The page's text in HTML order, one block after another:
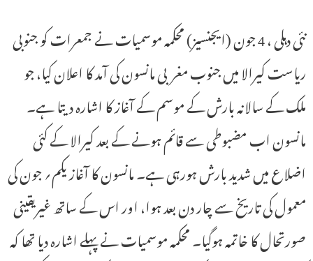
نئی دہلی ، 4 جون (ایجنسیز) محکمہ موسمیات نے جمعرات کو جنوبی
ریاست کیرالا میں جنوب مغربی مانسون کی آمد کا اعلان کیا، جو
ملک کے سالانہ بارش کے موسم کے آغاز کا اشارہ دیتا ہے۔
مانسون اب مضبوطی سے قائم ہونے کے بعد کیرالا کے کئی
اضلاع میں شدید بارش ہورہی ہے۔ مانسون کا آغاز یکم؍ جون کی
معمول کی تاریخ سے چار دن بعد ہوا، اور اس کے ساتھ غیریقینی
صورتحال کا خاتمہ ہوگیا۔ محکمہ موسمیات نے پہلے اشارہ دیا تھا کہ